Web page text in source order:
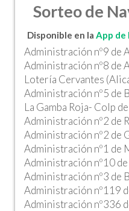
Sorteo de
Disponible en la App
Administración nº9 de
Administración nº8 de
Lotería Cervantes
Administración nº5 de
La Gamba Roja- Colp
Administración nº2 de
Administración nº2 de
Administración nº1 de
Administración nº10
Administración nº3 de
Administración nº119
Administración nº336